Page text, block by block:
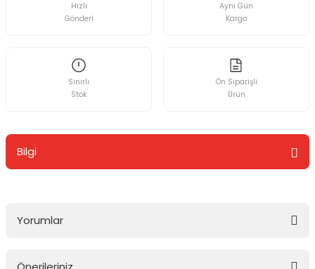
Hızlı
Gönderi
Aynı Gün
Kargo
Sınırlı
Stok
Ön Siparişli
Ürün
Bilgi
Yorumlar